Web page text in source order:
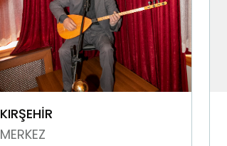
KIRŞEHİR
MERKEZ